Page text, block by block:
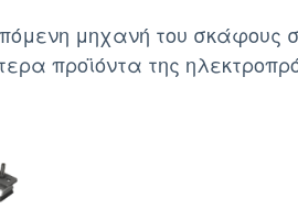
μηχανή του
προϊόντα της